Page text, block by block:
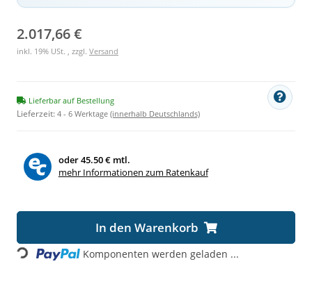
2.017,66 €
inkl. 19% USt. , zzgl. Versand
Lieferbar auf Bestellung
Lieferzeit: 4 - 6 Werktage (innerhalb Deutschlands)
oder45.50 € mtl.
mehr Informationen zum Ratenkauf
In den Warenkorb
Loading... Komponenten werden geladen ...